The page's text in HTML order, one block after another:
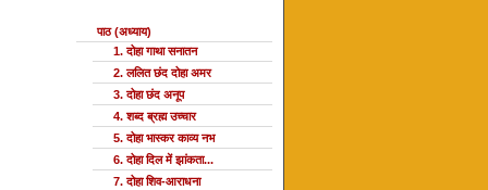
पाठ (अध्याय)
1. दोहा गाथा सनातन
2. ललित छंद दोहा अमर
3. दोहा छंद अनूप
4. शब्द ब्रह्म उच्चार
5. दोहा भास्कर काव्य नभ
6. दोहा दिल में झांकता...
7. दोहा शिव-आराधना